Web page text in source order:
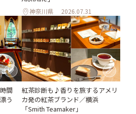
神奈川県 2026.07.31
間
う
紅茶診断も♪香りを旅するアメリ
カ発の紅茶ブランド／横浜
「Smith Teamaker」